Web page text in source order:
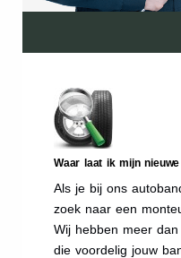
Waar laat ik mijn
Als je bij ons
zoek naar een
Wij hebben meer
die voordelig jouw